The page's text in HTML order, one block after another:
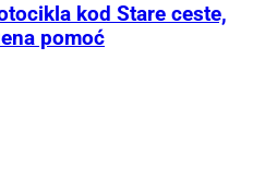
kod Stare ceste,
pomoć